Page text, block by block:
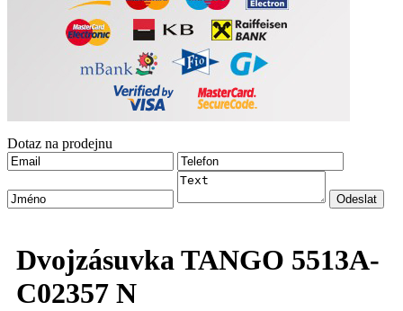
Dotaz na prodejnu
Dvojzásuvka TANGO 5513A-
C02357 N